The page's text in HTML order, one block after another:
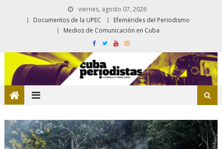
viernes, agosto 07, 2026
Documentos de la UPEC
Efemérides del Periodismo
Medios de Comunicación en Cuba